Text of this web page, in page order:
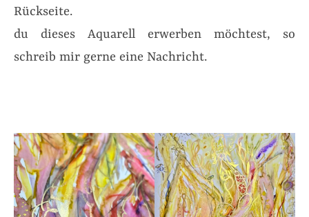
Rückseite.
du dieses Aquarell erwerben möchtest, so
schreib mir gerne eine Nachricht.